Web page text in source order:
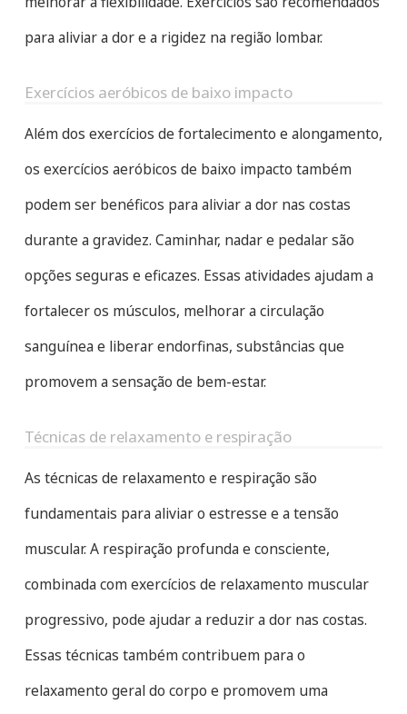
para aliviar a dor e a rigidez na região lombar.
Exercícios aeróbicos de baixo impacto
Além dos exercícios de fortalecimento e alongamento,
os exercícios aeróbicos de baixo impacto também
podem ser benéficos para aliviar a dor nas costas
durante a gravidez. Caminhar, nadar e pedalar são
opções seguras e eficazes. Essas atividades ajudam a
fortalecer os músculos, melhorar a circulação
sanguínea e liberar endorfinas, substâncias que
promovem a sensação de bem-estar.
Técnicas de relaxamento e respiração
As técnicas de relaxamento e respiração são
fundamentais para aliviar o estresse e a tensão
muscular. A respiração profunda e consciente,
combinada com exercícios de relaxamento muscular
progressivo, pode ajudar a reduzir a dor nas costas.
Essas técnicas também contribuem para o
relaxamento geral do corpo e promovem uma